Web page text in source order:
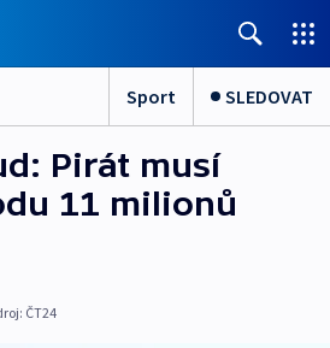
Sport SLEDOVAT
Pirát musí
11 milionů
ČT24